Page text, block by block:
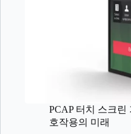
PCAP 터치 스크린
호작용의 미래